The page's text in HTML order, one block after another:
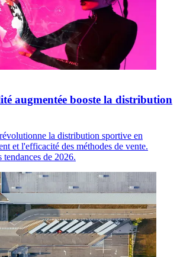
augmentée booste la distribution
la distribution sportive en
et l'efficacité des méthodes de vente.
de 2026.